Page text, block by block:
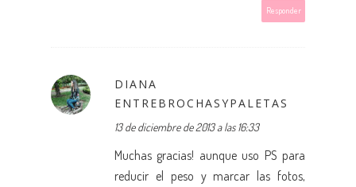
Responder
DIANA
ENTREBROCHASYPALETAS
13 de diciembre de 2013 a las 16:33
Muchas gracias! aunque uso PS para
reducir el peso y marcar las fotos,